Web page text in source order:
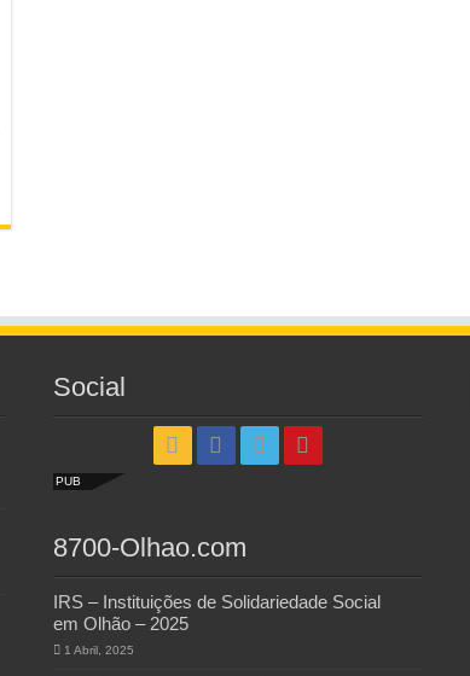
Social
PUB
8700-Olhao.com
IRS – Instituições de Solidariedade Social
em Olhão – 2025
1 Abril, 2025